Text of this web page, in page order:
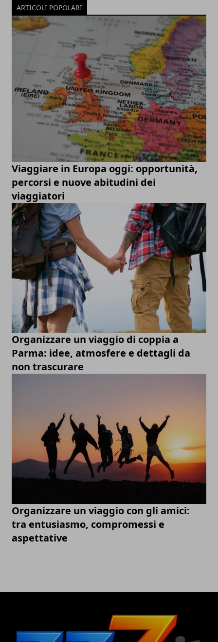
ARTICOLI POPOLARI
Viaggiare in Europa oggi: opportunità,
percorsi e nuove abitudini dei
viaggiatori
Organizzare un viaggio di coppia a
Parma: idee, atmosfere e dettagli da
non trascurare
Organizzare un viaggio con gli amici:
tra entusiasmo, compromessi e
aspettative